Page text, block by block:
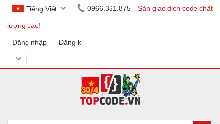
Tiếng Việt 0966.361.875 Sàn giao dịch code chất
lượng cao!
Đăng nhập Đăng kí